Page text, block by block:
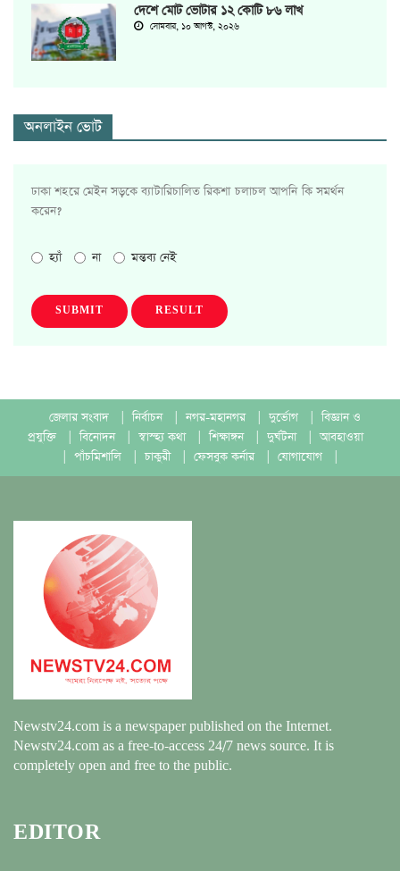
দেশে মোট ভোটার ১২ কোটি ৮৬ লাখ
সোমবার, ১০ আগস্ট, ২০২৬
অনলাইন ভোট
ঢাকা শহরে মেইন সড়কে ব্যাটারিচালিত রিকশা চলাচল আপনি কি সমর্থন
করেন?
হ্যাঁ না মন্তব্য নেই
SUBMIT RESULT
জেলার সংবাদ নির্বাচন নগর-মহানগর দুর্ভোগ
বিজ্ঞান ও
প্রযুক্তি
বিনোদন স্বাস্হ্য কথা শিক্ষাঙ্গন দুর্ঘটনা
আবহাওয়া
পাঁচমিশালি চাকুরী ফেসবুক কর্নার যোগাযোগ
Newstv24.com is a newspaper published on the Internet.
Newstv24.com as a free-to-access 24/7 news source. It is
completely open and free to the public.
EDITOR